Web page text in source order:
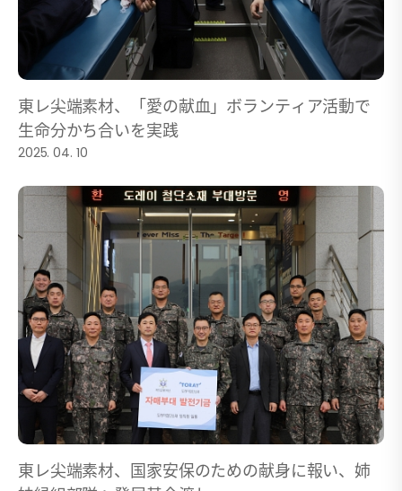
東レ尖端素材、「愛の献血」ボランティア活動で
生命分かち合いを実践
2025. 04. 10
東レ尖端素材、国家安保のための献身に報い、姉